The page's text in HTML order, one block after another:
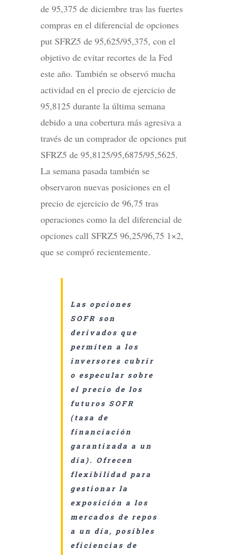
de 95,375 de diciembre tras las fuertes
compras en el diferencial de opciones
put SFRZ5 de 95,625/95,375, con el
objetivo de evitar recortes de la Fed
este año. También se observó mucha
actividad en el precio de ejercicio de
95,8125 durante la última semana
debido a una cobertura más agresiva a
través de un comprador de opciones put
SFRZ5 de 95,8125/95,6875/95,5625.
La semana pasada también se
observaron nuevas posiciones en el
precio de ejercicio de 96,75 tras
operaciones como la del diferencial de
opciones call SFRZ5 96,25/96,75 1×2,
que se compró recientemente.
Las opciones
SOFR son
derivados que
permiten a los
inversores cubrir
o especular sobre
el precio de los
futuros SOFR
(tasa de
financiación
garantizada a un
día). Ofrecen
flexibilidad para
gestionar la
exposición a los
mercados de repos
a un día, posibles
eficiencias de